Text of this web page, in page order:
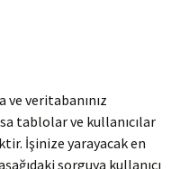
ve veritabanınız
tablolar ve kullanıcılar
İşinize yarayacak en
sorguya kullanıcı